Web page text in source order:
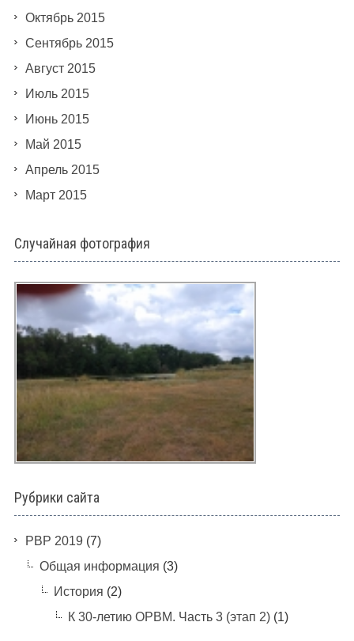
Октябрь 2015
Сентябрь 2015
Август 2015
Июль 2015
Июнь 2015
Май 2015
Апрель 2015
Март 2015
Случайная фотография
Рубрики сайта
PBP 2019 (7)
Общая информация (3)
История (2)
К 30-летию ОРВМ. Часть 3 (этап 2)(1)